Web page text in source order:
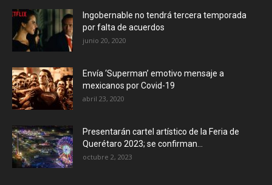
Ingobernable no tendrá tercera temporada
por falta de acuerdos
junio 20, 2020
Envía ‘Superman’ emotivo mensaje a
mexicanos por Covid-19
abril 23, 2020
Presentarán cartel artístico de la Feria de
Querétaro 2023; se confirman...
octubre 2, 2023